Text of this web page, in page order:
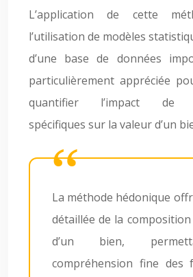
L’application de cette
l’utilisation de modèles
d’une base de données
particulièrement appréciée
quantifier l’impact de
spécifiques sur la valeur d’un
La méthode hédonique
détaillée de la
d’un bien,
compréhension fine des